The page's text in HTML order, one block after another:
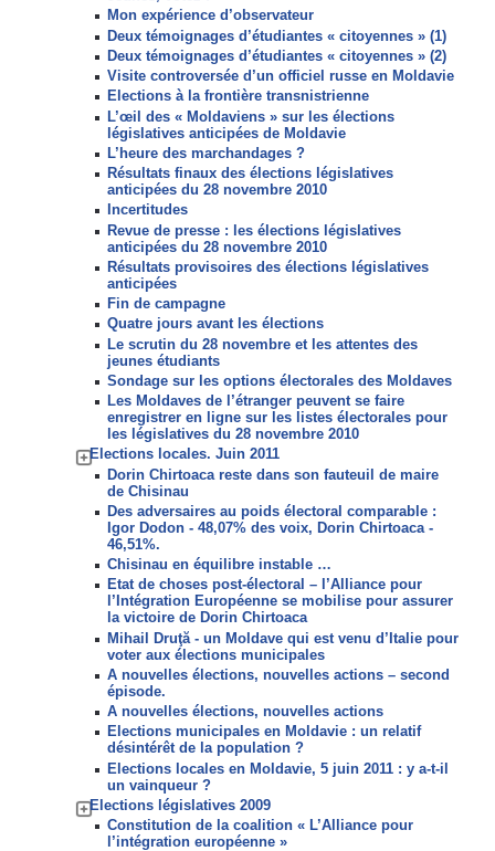
Mon expérience d’observateur
Deux témoignages d’étudiantes « citoyennes » (1)
Deux témoignages d’étudiantes « citoyennes » (2)
Visite controversée d’un officiel russe en Moldavie
Elections à la frontière transnistrienne
L’œil des « Moldaviens » sur les élections
législatives anticipées de Moldavie
L’heure des marchandages ?
Résultats finaux des élections législatives
anticipées du 28 novembre 2010
Incertitudes
Revue de presse : les élections législatives
anticipées du 28 novembre 2010
Résultats provisoires des élections législatives
anticipées
Fin de campagne
Quatre jours avant les élections
Le scrutin du 28 novembre et les attentes des
jeunes étudiants
Sondage sur les options électorales des Moldaves
Les Moldaves de l’étranger peuvent se faire
enregistrer en ligne sur les listes électorales pour
les législatives du 28 novembre 2010
Elections locales. Juin 2011
Dorin Chirtoaca reste dans son fauteuil de maire
de Chisinau
Des adversaires au poids électoral comparable :
Igor Dodon - 48,07% des voix, Dorin Chirtoaca -
46,51%.
Chisinau en équilibre instable …
Etat de choses post-électoral – l’Alliance pour
l’Intégration Européenne se mobilise pour assurer
la victoire de Dorin Chirtoaca
Mihail Druţă - un Moldave qui est venu d’Italie pour
voter aux élections municipales
A nouvelles élections, nouvelles actions – second
épisode.
A nouvelles élections, nouvelles actions
Elections municipales en Moldavie : un relatif
désintérêt de la population ?
Elections locales en Moldavie, 5 juin 2011 : y a-t-il
un vainqueur ?
Elections législatives 2009
Constitution de la coalition « L’Alliance pour
l’intégration européenne »